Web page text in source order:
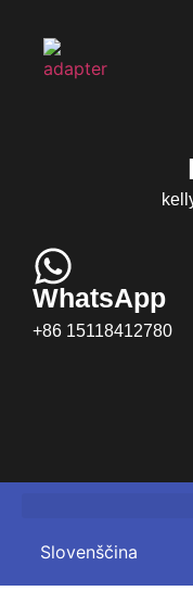
WhatsApp
+86 15118412780